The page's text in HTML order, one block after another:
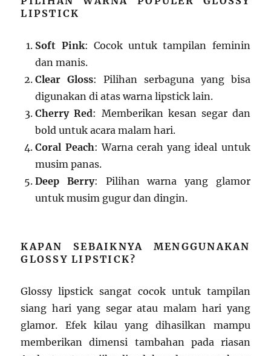
LIPSTICK
Soft Pink: Cocok untuk tampilan feminin
dan manis.
Clear Gloss: Pilihan serbaguna yang bisa
digunakan di atas warna lipstick lain.
Cherry Red: Memberikan kesan segar dan
bold untuk acara malam hari.
Coral Peach: Warna cerah yang ideal untuk
musim panas.
Deep Berry: Pilihan warna yang glamor
untuk musim gugur dan dingin.
KAPAN SEBAIKNYA MENGGUNAKAN
GLOSSY LIPSTICK?
Glossy lipstick sangat cocok untuk tampilan
siang hari yang segar atau malam hari yang
glamor. Efek kilau yang dihasilkan mampu
memberikan dimensi tambahan pada riasan